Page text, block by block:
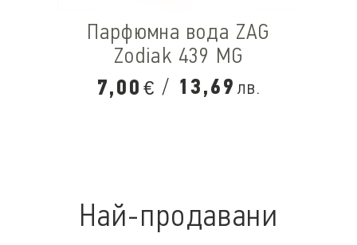
Парфюмна вода ZAG
Zodiak 439 MG
7,00 € / 13,69 лв.
Най-продавани